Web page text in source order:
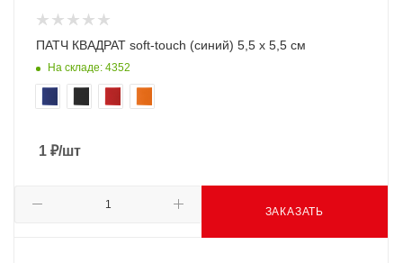
ПАТЧ КВАДРАТ soft-touch (синий) 5,5 х 5,5 см
На складе: 4352
1 ₽/шт
ЗАКАЗАТЬ